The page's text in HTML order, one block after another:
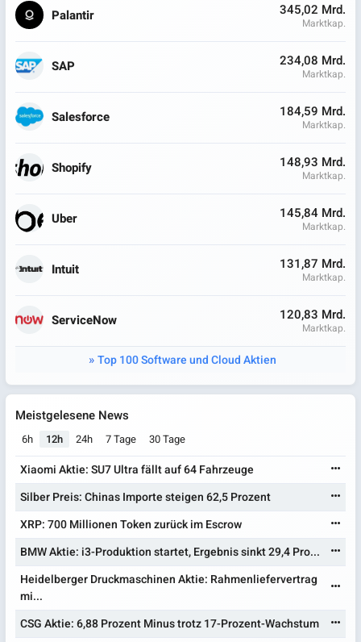
Palantir 345,02 Mrd.
Marktkap.
SAP 234,08 Mrd.
Marktkap.
Salesforce 184,59 Mrd.
Marktkap.
Shopify 148,93 Mrd.
Marktkap.
Uber 145,84 Mrd.
Marktkap.
Intuit 131,87 Mrd.
Marktkap.
ServiceNow 120,83 Mrd.
Marktkap.
Top 100 Software und Cloud Aktien
Meistgelesene News
6h 12h 24h 7 Tage 30 Tage
Xiaomi Aktie: SU7 Ultra fällt auf 64 Fahrzeuge
Silber Preis: Chinas Importe steigen 62,5 Prozent
XRP: 700 Millionen Token zurück im Escrow
BMW Aktie: i3-Produktion startet, Ergebnis sinkt 29,4 Pro...
Heidelberger Druckmaschinen Aktie: Rahmenliefervertrag
mi...
CSG Aktie: 6,88 Prozent Minus trotz 17-Prozent-Wachstum